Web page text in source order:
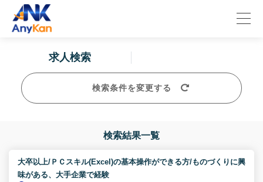
求人検索
検索条件を変更する
検索結果一覧
大卒以上/ＰＣスキル(Excel)の基本操作ができる方/ものづくりに興
味がある、大手企業で経験